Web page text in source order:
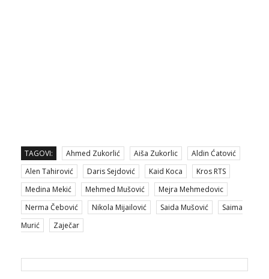
TAGOVI: Ahmed Zukorlić Aiša Zukorlic
Aldin Ćatović
Alen Tahirović
Daris Sejdović Kaid Koca
Kros RTS
Medina Mekić
Mehmed Mušović
Mejra Mehmedovic
Nerma Čebović
Nikola Mijailović Saida Mušović
Saima
Murić
Zaječar